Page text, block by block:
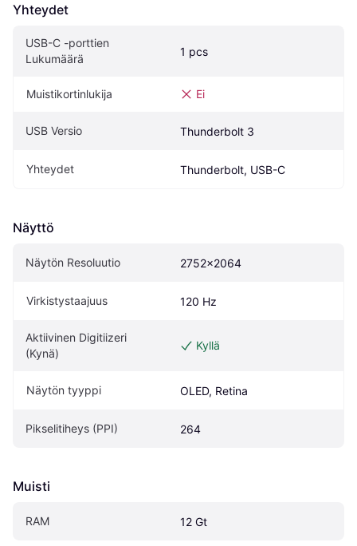
Yhteydet
USB-C -porttien
Lukumäärä
1 pcs
Muistikortinlukija Ei
USB Versio Thunderbolt 3
Yhteydet Thunderbolt, USB-C
Näyttö
Näytön Resoluutio 2752x2064
Virkistystaajuus 120 Hz
Aktiivinen Digitiizeri
(Kynä)
Kyllä
Näytön tyyppi OLED, Retina
Pikselitiheys (PPI) 264
Muisti
RAM 12 Gt